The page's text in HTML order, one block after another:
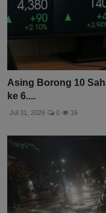
Asing Borong 10
ke 6....
Jul 31, 2026 0 16